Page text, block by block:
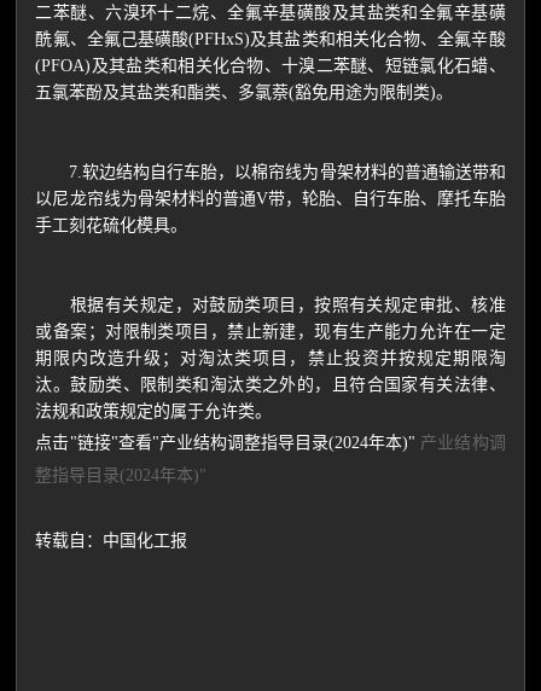
二苯醚、六溴环十二烷、全氟辛基磺酸及其盐类和全氟辛基磺
酰氟、全氟己基磺酸(PFHxS)及其盐类和相关化合物、全氟辛酸
(PFOA)及其盐类和相关化合物、十溴二苯醚、短链氯化石蜡、
五氯苯酚及其盐类和酯类、多氯萘(豁免用途为限制类)。
7.软边结构自行车胎，以棉帘线为骨架材料的普通输送带和
以尼龙帘线为骨架材料的普通V带，轮胎、自行车胎、摩托车胎
手工刻花硫化模具。
根据有关规定，对鼓励类项目，按照有关规定审批、核准
或备案；对限制类项目，禁止新建，现有生产能力允许在一定
期限内改造升级；对淘汰类项目，禁止投资并按规定期限淘
汰。鼓励类、限制类和淘汰类之外的，且符合国家有关法律、
法规和政策规定的属于允许类。
点击"链接"查看"产业结构调整指导目录(2024年本)" 产业结构调
整指导目录(2024年本)"
转载自：中国化工报